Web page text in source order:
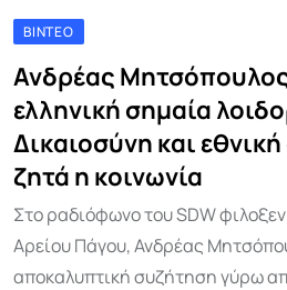
ΒΊΝΤΕΟ
Ανδρέας
ελληνική σημαία
Δικαιοσύνη και
ζητά η κοινωνία
Στο ραδιόφωνο του SDW
Αρείου Πάγου, Ανδρέας
αποκαλυπτική συζήτηση γύρω